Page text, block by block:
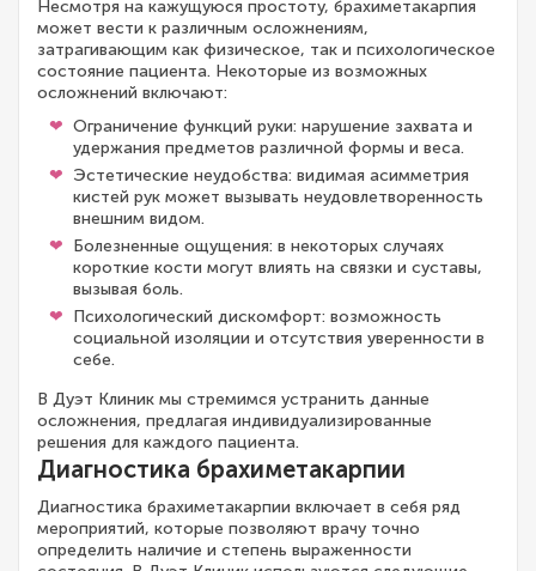
Несмотря на кажущуюся простоту, брахиметакарпия
может вести к различным осложнениям,
затрагивающим как физическое, так и психологическое
состояние пациента. Некоторые из возможных
осложнений включают:
Ограничение функций руки: нарушение захвата и
удержания предметов различной формы и веса.
Эстетические неудобства: видимая асимметрия
кистей рук может вызывать неудовлетворенность
внешним видом.
Болезненные ощущения: в некоторых случаях
короткие кости могут влиять на связки и суставы,
вызывая боль.
Психологический дискомфорт: возможность
социальной изоляции и отсутствия уверенности в
себе.
В Дуэт Клиник мы стремимся устранить данные
осложнения, предлагая индивидуализированные
решения для каждого пациента.
Диагностика брахиметакарпии
Диагностика брахиметакарпии включает в себя ряд
мероприятий, которые позволяют врачу точно
определить наличие и степень выраженности